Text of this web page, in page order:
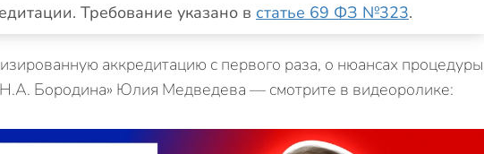
Требование указано в статье 69 ФЗ №323.
аккредитацию с первого раза, о нюансах процедуры
Бородина» Юлия Медведева — смотрите в видеоролике: